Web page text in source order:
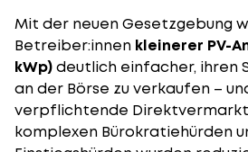
Mit der neuen Gesetzgebung
Betreiber:innen kleinerer PV-
kWp)deutlich einfacher, ihren
an der Börse zu verkaufen –
verpflichtende
komplexen Bürokratiehürden